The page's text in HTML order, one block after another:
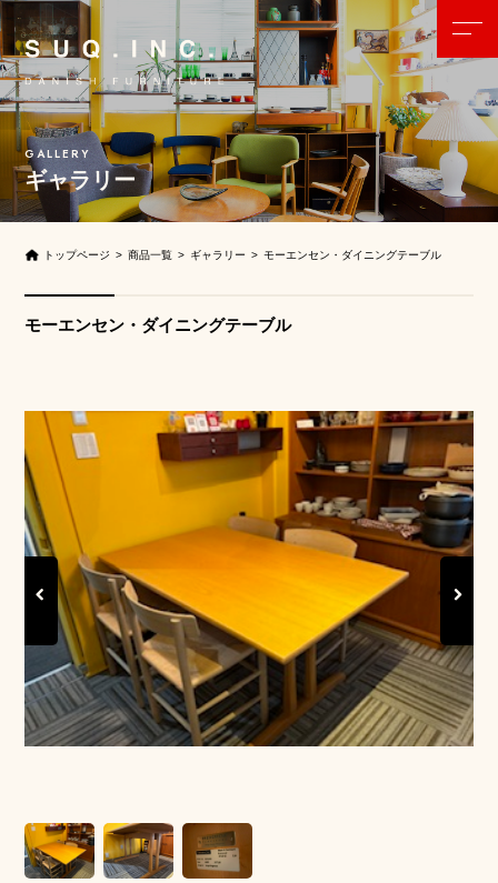
ギャラリー
トップページ 商品一覧 ギャラリー モーエンセン・ダイニングテーブル
モーエンセン・ダイニングテーブル
Previous